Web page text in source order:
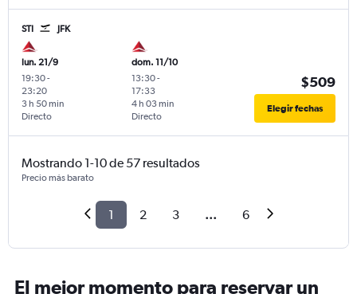
STI JFK
lun. 21/9
19:30-
23:20
Directo
3 h 50 min
dom. 11/10
13:30-
17:33
Directo
4 h 03 min
$509
Elegir fechas
Mostrando 1-10 de 57 resultados
Precio más barato
1 2 3 ... 6
El mejor momento para reservar un